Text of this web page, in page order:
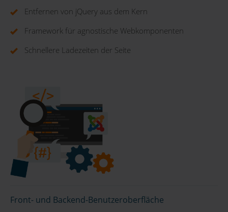
Entfernen von jQuery aus dem Kern
Framework für agnostische Webkomponenten
Schnellere Ladezeiten der Seite
Front- und Backend-Benutzeroberfläche